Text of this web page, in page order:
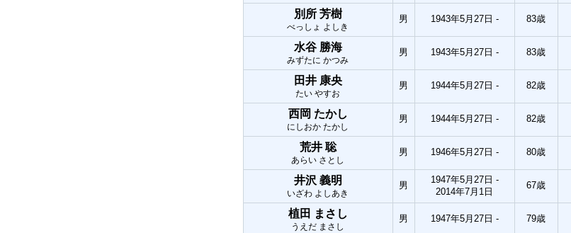
別所 芳樹
べっしょ よしき
男 1943年5月27日 - 83歳
水谷 勝海
みずたに かつみ
男 1943年5月27日 - 83歳
田井 康央
たい やすお
男 1944年5月27日 - 82歳
西岡 たかし
にしおか たかし
男 1944年5月27日 - 82歳
荒井 聡
あらい さとし
男 1946年5月27日 - 80歳
井沢 義明
いざわ よしあき
男
1947年5月27日 -
2014年7月1日
67歳
植田 まさし
うえだ まさし
男 1947年5月27日 - 79歳